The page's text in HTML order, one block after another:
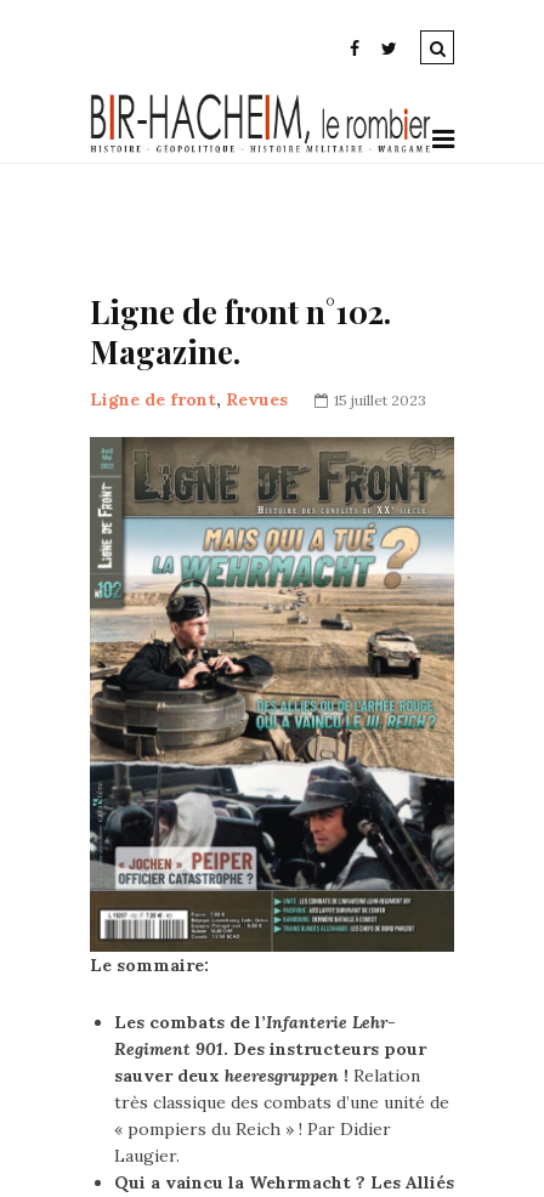
Ligne de front n°102.
Magazine.
Ligne de front, Revues 15 juillet 2023
Le sommaire:
Les combats de l’Infanterie Lehr-
Regiment 901. Des instructeurs pour
sauver deux heeresgruppen ! Relation
très classique des combats d’une unité de
« pompiers du Reich » ! Par Didier
Laugier.
Qui a vaincu la Wehrmacht ? Les Alliés